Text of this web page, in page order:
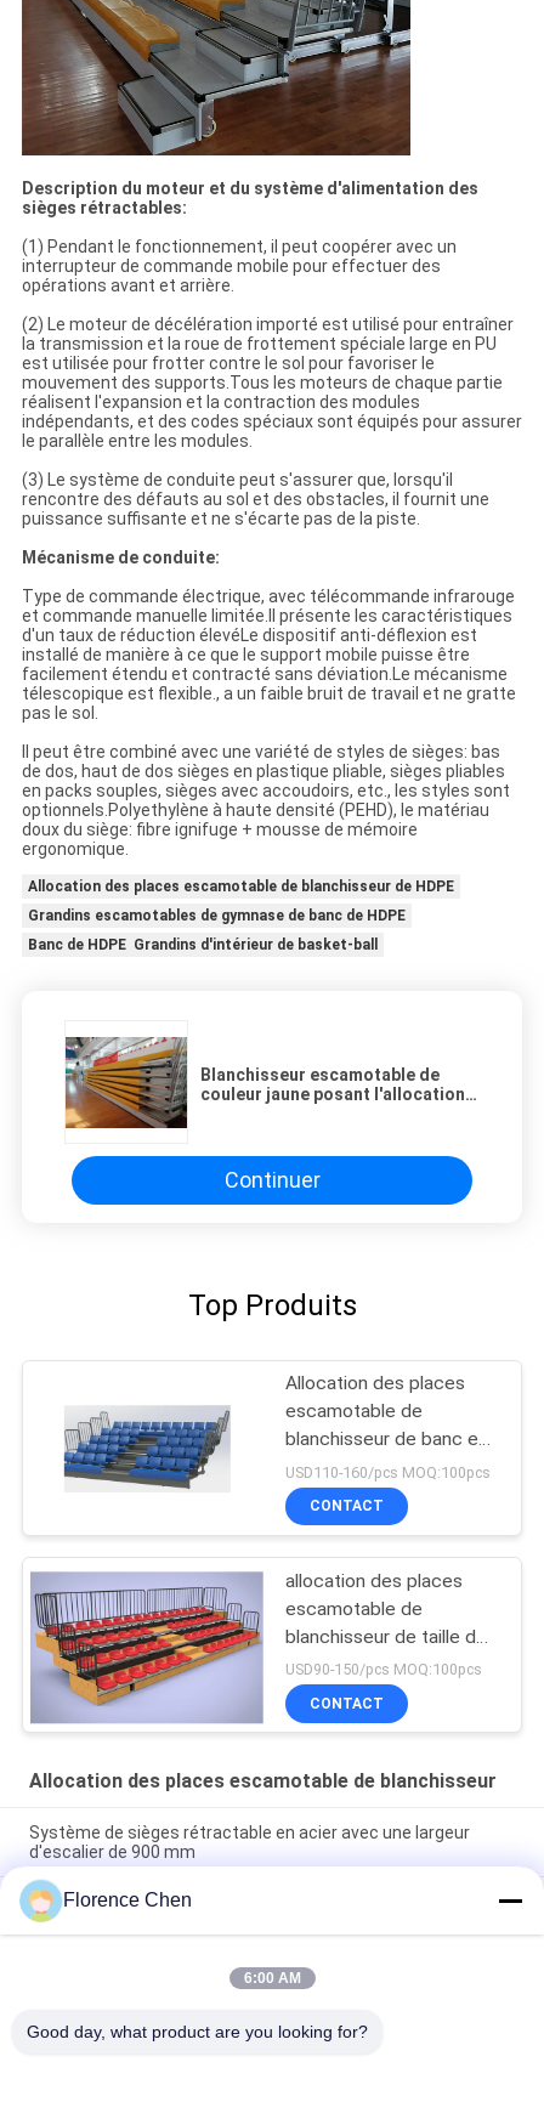
Description du moteur et du système d'alimentation des
sièges rétractables:
(1) Pendant le fonctionnement, il peut coopérer avec un
interrupteur de commande mobile pour effectuer des
opérations avant et arrière.
(2) Le moteur de décélération importé est utilisé pour entraîner
la transmission et la roue de frottement spéciale large en PU
est utilisée pour frotter contre le sol pour favoriser le
mouvement des supports.Tous les moteurs de chaque partie
réalisent l'expansion et la contraction des modules
indépendants, et des codes spéciaux sont équipés pour assurer
le parallèle entre les modules.
(3) Le système de conduite peut s'assurer que, lorsqu'il
rencontre des défauts au sol et des obstacles, il fournit une
puissance suffisante et ne s'écarte pas de la piste.
Mécanisme de conduite:
Type de commande électrique, avec télécommande infrarouge
et commande manuelle limitée.Il présente les caractéristiques
d'un taux de réduction élevéLe dispositif anti-déflexion est
installé de manière à ce que le support mobile puisse être
facilement étendu et contracté sans déviation.Le mécanisme
télescopique est flexible., a un faible bruit de travail et ne gratte
pas le sol.
Il peut être combiné avec une variété de styles de sièges: bas
de dos, haut de dos sièges en plastique pliable, sièges pliables
en packs souples, sièges avec accoudoirs, etc., les styles sont
optionnels.Polyethylène à haute densité (PEHD), le matériau
doux du siège: fibre ignifuge + mousse de mémoire
ergonomique.
Allocation des places escamotable de blanchisseur de HDPE
Grandins escamotables de gymnase de banc de HDPE
Banc de HDPE Grandins d'intérieur de basket-ball
Blanchisseur escamotable de
couleur jaune posant l'allocation
Continuer
Top Produits
Allocation des places
escamotable de
blanchisseur de banc en
acier du HDPE Q235
USD110-160/pcs MOQ:100pcs
CONTACT
allocation des places
escamotable de
blanchisseur de taille de
rangée de 260mm
USD90-150/pcs MOQ:100pcs
CONTACT
Allocation des places escamotable de blanchisseur
Système de sièges rétractable en acier avec une largeur
d'escalier de 900 mm
Appareil d'éclairage rétractable à commande manuelle ou
électrique avec siège en PEHD de haute qualité et manche en
option
Siège monté au sol Sièges pliables faciles à installer pour
Florence Chen
6:00 AM
Good day, what product are you looking for?